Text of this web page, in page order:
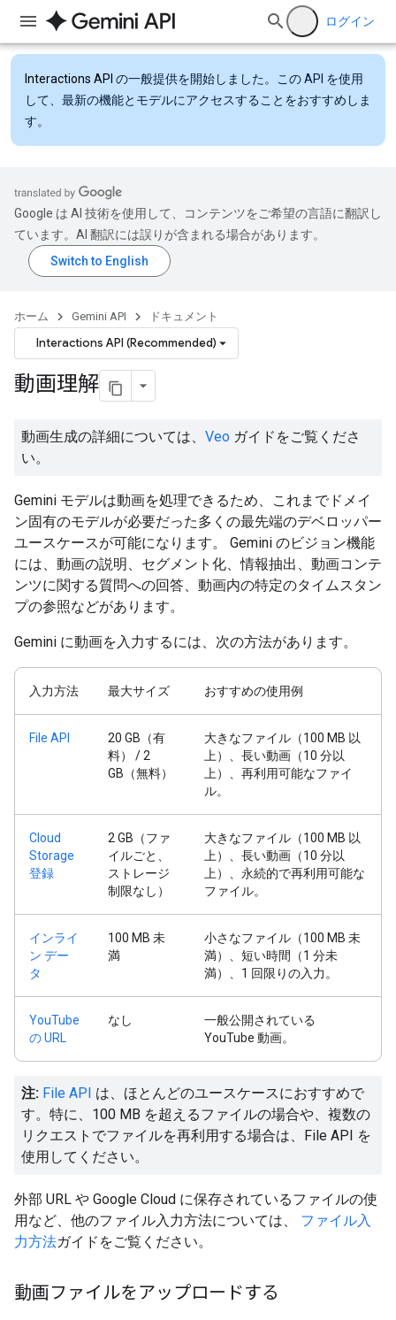
ログイン
Interactions API の一般提供を開始しました。この API を使用
して、最新の機能とモデルにアクセスすることをおすすめしま
す。
Google は AI 技術を使用して、コンテンツをご希望の言語に翻訳し
ています。AI 翻訳には誤りが含まれる場合があります。
ホーム Gemini API ドキュメント
Interactions API (Recommended)
動画理解
動画生成の詳細については、 Veo ガイドをご覧くださ
い。
Gemini モデルは動画を処理できるため、これまでドメイ
ン固有のモデルが必要だった多くの最先端のデベロッパー
ユースケースが可能になります。 Gemini のビジョン機能
には、動画の説明、セグメント化、情報抽出、動画コンテ
ンツに関する質問への回答、動画内の特定のタイムスタン
プの参照などがあります。
Gemini に動画を入力するには、次の方法があります。
入力方法 最大サイズ おすすめの使用例
File API
20 GB（有
料） / 2
GB（無料）
大きなファイル（100 MB 以
上）、長い動画（10 分以
上）、再利用可能なファイ
ル。
Cloud
Storage
登録
2 GB（ファ
イルごと、
ストレージ
制限なし）
大きなファイル（100 MB 以
上）、長い動画（10 分以
上）、永続的で再利用可能な
ファイル。
インライ
ン デー
タ
100 MB 未
満
小さなファイル（100 MB 未
満）、短い時間（1 分未
満）、1 回限りの入力。
YouTube
の URL
なし
一般公開されている
YouTube 動画。
注: File API は、ほとんどのユースケースにおすすめで
す。特に、100 MB を超えるファイルの場合や、複数の
リクエストでファイルを再利用する場合は、File API を
使用してください。
外部 URL や Google Cloud に保存されているファイルの使
用など、他のファイル入力方法については、 ファイル入
力方法ガイドをご覧ください。
動画ファイルをアップロードする